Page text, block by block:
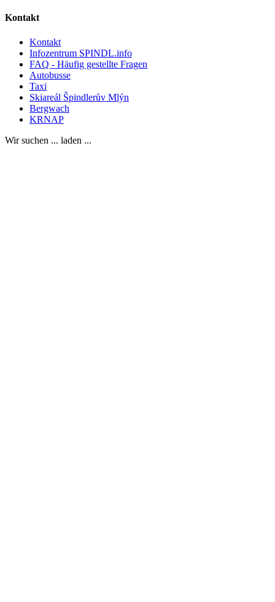
Kontakt
Kontakt
Infozentrum SPINDL.info
FAQ - Häufig gestellte Fragen
Autobusse
Taxi
Skiareál Špindlerův Mlýn
Bergwach
KRNAP
Wir suchen ... laden ...